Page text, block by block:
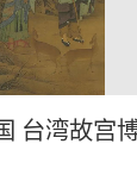
台湾故宫